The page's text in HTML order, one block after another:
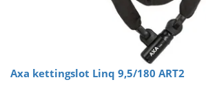
Axa kettingslot Linq 9,5/180 ART2